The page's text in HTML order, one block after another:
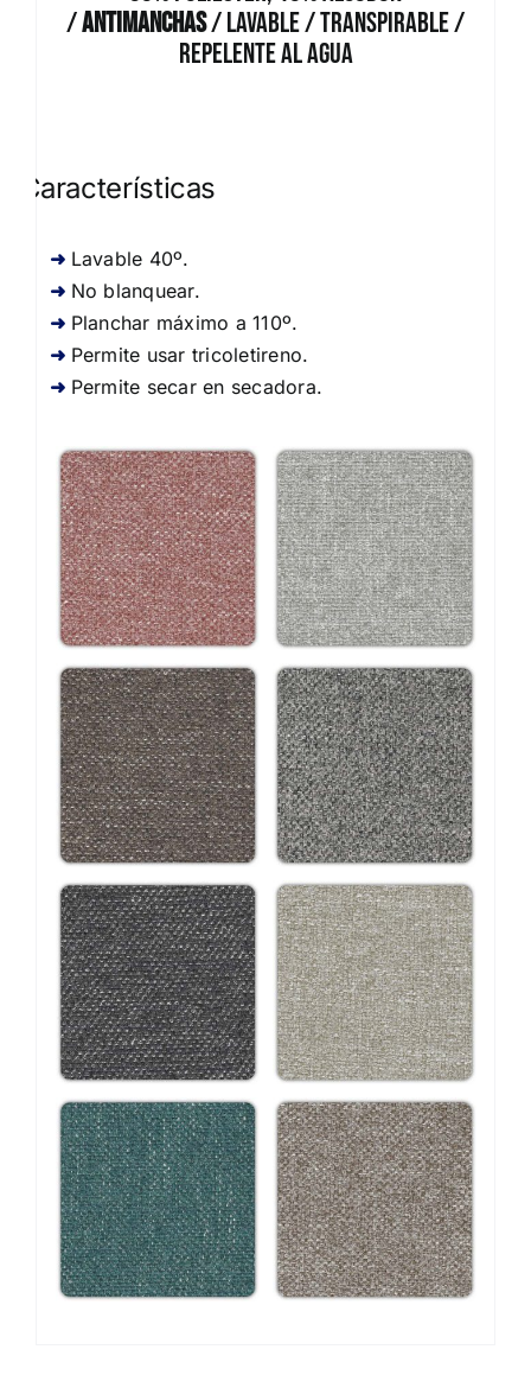
/Antimanchas/ Lavable / Transpirable /
Repelente al Agua
Características
Lavable 40º.
No blanquear.
Planchar máximo a 110º.
Permite usar tricoletireno.
Permite secar en secadora.